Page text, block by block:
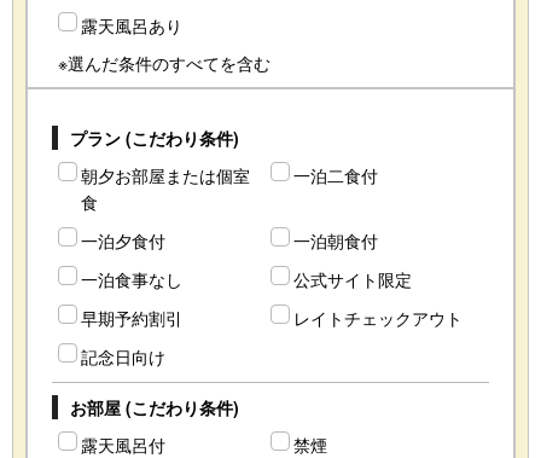
露天風呂あり
※選んだ条件のすべてを含む
プラン (こだわり条件)
朝夕お部屋または個室
食
一泊二食付
一泊夕食付
一泊朝食付
一泊食事なし
公式サイト限定
早期予約割引
レイトチェックアウト
記念日向け
お部屋 (こだわり条件)
露天風呂付
禁煙